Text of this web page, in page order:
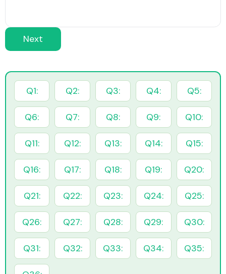
Next
Q1: Q2: Q3: Q4: Q5:
Q6: Q7: Q8: Q9: Q10:
Q11: Q12: Q13: Q14: Q15:
Q16: Q17: Q18: Q19: Q20:
Q21: Q22: Q23: Q24: Q25:
Q26: Q27: Q28: Q29: Q30:
Q31: Q32: Q33: Q34: Q35: